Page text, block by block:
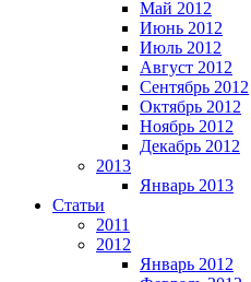
Май 2012
Июнь 2012
Июль 2012
Август 2012
Сентябрь 2012
Октябрь 2012
Ноябрь 2012
Декабрь 2012
2013
Январь 2013
Статьи
2011
2012
Январь 2012